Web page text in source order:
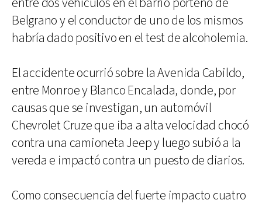
Belgrano y el conductor de uno de los mismos
habría dado positivo en el test de alcoholemia.
El accidente ocurrió sobre la Avenida Cabildo,
entre Monroe y Blanco Encalada, donde, por
causas que se investigan, un automóvil
Chevrolet Cruze que iba a alta velocidad chocó
contra una camioneta Jeep y luego subió a la
vereda e impactó contra un puesto de diarios.
Como consecuencia del fuerte impacto cuatro